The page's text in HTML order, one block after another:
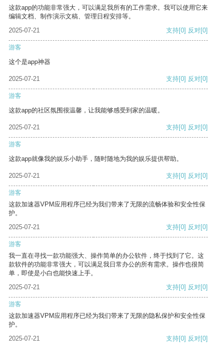
这款app的功能非常强大，可以满足我所有的工作需求。我可以使用它来
编辑文档、制作演示文稿、管理日程安排等。
2025-07-21
支持[0] 反对[0]
游客
这个是app神器
2025-07-21 支持[0] 反对[0]
游客
这款app的社区氛围很温馨，让我能够感受到家的温暖。
2025-07-21 支持[0] 反对[0]
游客
这款app就像我的娱乐小助手，随时随地为我的娱乐提供帮助。
2025-07-21 支持[0] 反对[0]
游客
这款加速器VPM应用程序已经为我们带来了无限的流畅体验和安全性保
护。
2025-07-21
支持[0] 反对[0]
游客
我一直在寻找一款功能强大、操作简单的办公软件，终于找到了它。这
款软件的功能非常强大，可以满足我日常办公的所有需求。操作也很简
单，即使是小白也能快速上手。
2025-07-21
支持[0] 反对[0]
游客
这款加速器VPM应用程序已经为我们带来了无限的隐私保护和安全性保
护。
2025-07-21
支持[0] 反对[0]